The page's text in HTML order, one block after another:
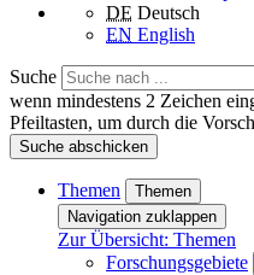
DE Deutsch
EN English
Suche
wenn mindestens 2 Zeichen
Pfeiltasten, um durch die
Suche abschicken
Themen
Themen
Navigation zuklappen
Zur Übersicht: Themen
Forschungsgebiete